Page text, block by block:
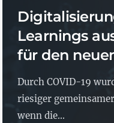
Learnings
für den
Durch COVID-19
riesiger
wenn die...